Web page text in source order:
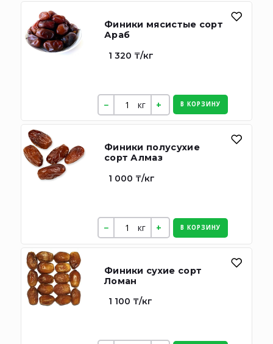
Финики мясистые сорт
Араб
1 320 ₸/кг
кг В КОРЗИНУ
Финики полусухие
сорт Алмаз
1 000 ₸/кг
кг В КОРЗИНУ
Финики сухие сорт
Ломан
1 100 ₸/кг